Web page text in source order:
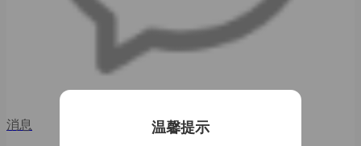
温馨提示
消息